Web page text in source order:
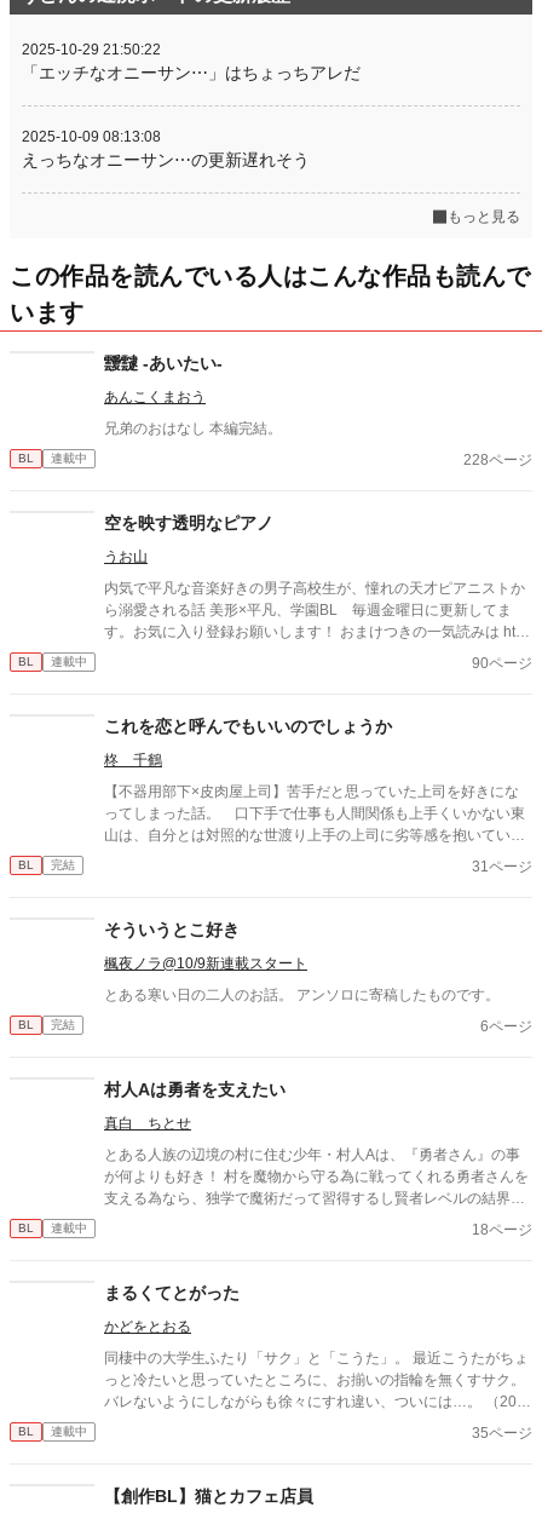
2025-10-29 21:50:22
「エッチなオニーサン⋯」はちょっちアレだ
2025-10-09 08:13:08
えっちなオニーサン⋯の更新遅れそう
もっと見る
この作品を読んでいる人はこんな作品も読んで
います
靉靆 -あいたい-
あんこくまおう
兄弟のおはなし 本編完結。
BL 連載中 228ページ
空を映す透明なピアノ
うお山
内気で平凡な音楽好きの男子高校生が、憧れの天才ピアニストか
ら溺愛される話 美形×平凡、学園BL 毎週金曜日に更新してま
す。お気に入り登録お願いします！ おまけつきの一気読みは http
s://t.co/fY7k06D6kR（kindleインディーズ アソシエイト） ファ
BL 連載中 90ページ
これを恋と呼んでもいいのでしょうか
柊 千鶴
【不器用部下×皮肉屋上司】苦手だと思っていた上司を好きにな
ってしまった話。 口下手で仕事も人間関係も上手くいかない東
山は、自分とは対照的な世渡り上手の上司に劣等感を抱いていた
が——思いがけず上司の弱みを握ってしまったことで急接近し、
BL 完結 31ページ
そういうとこ好き
楓夜ノラ@10/9新連載スタート
とある寒い日の二人のお話。 アンソロに寄稿したものです。
BL 完結 6ページ
村人Aは勇者を支えたい
真白 ちとせ
とある人族の辺境の村に住む少年・村人Aは、『勇者さん』の事
が何よりも好き！ 村を魔物から守る為に戦ってくれる勇者さんを
支える為なら、独学で魔術だって習得するし賢者レベルの結界だ
狭かった村人の少年が、勇者さんへの溢れる感情を礎に莫大な力
未来だけ、というお話です。
BL 連載中 18ページ
まるくてとがった
かどをとおる
同棲中の大学生ふたり「サク」と「こうた」。 最近こうたがちょ
っと冷たいと思っていたところに、お揃いの指輪を無くすサク。
バレないようにしながらも徐々にすれ違い、ついには…。 （201
BL 連載中 35ページ
【創作BL】猫とカフェ店員